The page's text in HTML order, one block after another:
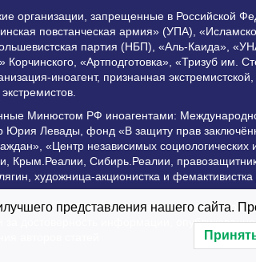
организации, запрещенные в
повстанческая армия» (УПА),
партия (НБП), «Аль-Каида»,
Корчинского, «Артподготовка», «Тризуб
иноагент, признанная
Минюстом РФ иноагентами:
Левады, фонд «В защиту прав
«Центр независимых
Крым.Реалии, Сибирь.Реалии,
художница-акционистка и
Любое использование материалов
за достоверность информации,
представления нашего сайта.